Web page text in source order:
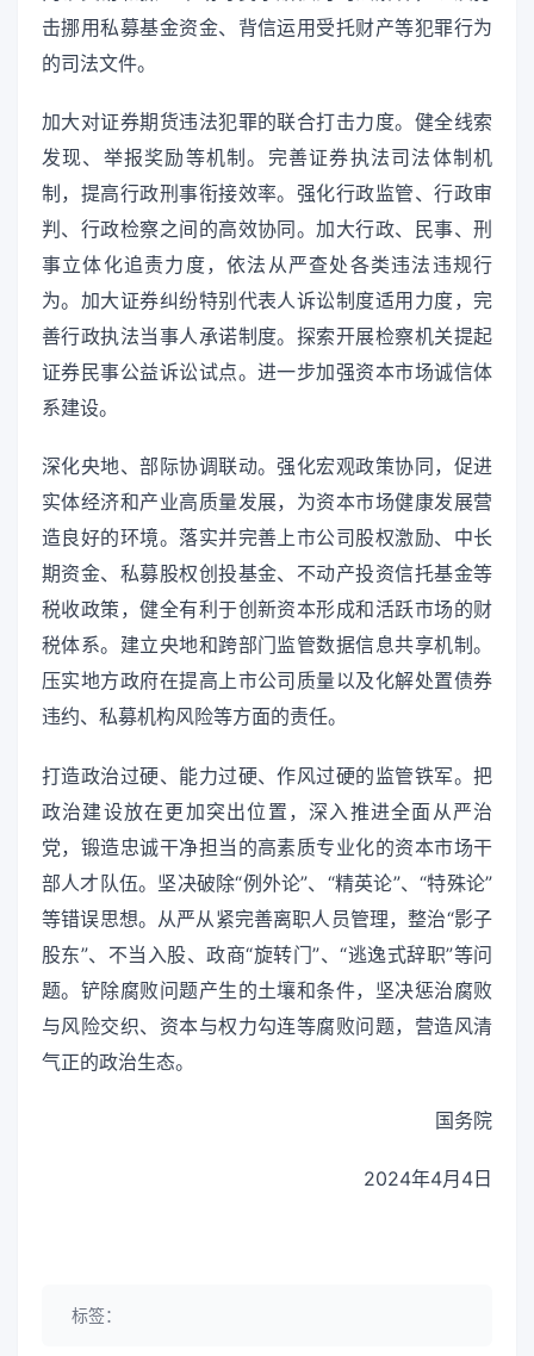
击挪用私募基金资金、背信运用受托财产等犯罪行为
的司法文件。
加大对证券期货违法犯罪的联合打击力度。健全线索
发现、举报奖励等机制。完善证券执法司法体制机
制，提高行政刑事衔接效率。强化行政监管、行政审
判、行政检察之间的高效协同。加大行政、民事、刑
事立体化追责力度，依法从严查处各类违法违规行
为。加大证券纠纷特别代表人诉讼制度适用力度，完
善行政执法当事人承诺制度。探索开展检察机关提起
证券民事公益诉讼试点。进一步加强资本市场诚信体
系建设。
深化央地、部际协调联动。强化宏观政策协同，促进
实体经济和产业高质量发展，为资本市场健康发展营
造良好的环境。落实并完善上市公司股权激励、中长
期资金、私募股权创投基金、不动产投资信托基金等
税收政策，健全有利于创新资本形成和活跃市场的财
税体系。建立央地和跨部门监管数据信息共享机制。
压实地方政府在提高上市公司质量以及化解处置债券
违约、私募机构风险等方面的责任。
打造政治过硬、能力过硬、作风过硬的监管铁军。把
政治建设放在更加突出位置，深入推进全面从严治
党，锻造忠诚干净担当的高素质专业化的资本市场干
部人才队伍。坚决破除“例外论”、“精英论”、“特殊论”
等错误思想。从严从紧完善离职人员管理，整治“影子
股东”、不当入股、政商“旋转门”、“逃逸式辞职”等问
题。铲除腐败问题产生的土壤和条件，坚决惩治腐败
与风险交织、资本与权力勾连等腐败问题，营造风清
气正的政治生态。
国务院
2024年4月4日
标签：